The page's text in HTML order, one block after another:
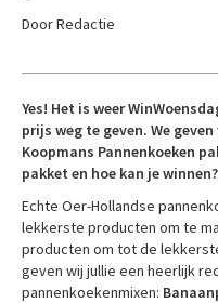
Door Redactie
Yes! Het is weer
prijs weg te geven. We
Koopmans Pannenkoeken
pakket en hoe kan je
Echte Oer-Hollandse
lekkerste producten om te
producten om tot de
geven wij jullie een heerlijk
pannenkoekenmixen: